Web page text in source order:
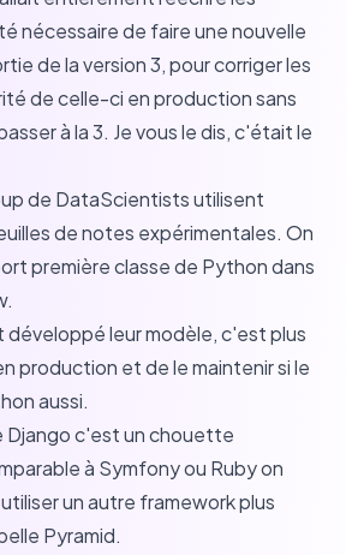
nécessaire de faire une nouvelle
de la version 3, pour corriger les
de celle-ci en production sans
à la 3. Je vous le dis, c'était le
de DataScientists utilisent
de notes expérimentales. On
première classe de Python dans
développé leur modèle, c'est plus
production et de le maintenir si le
aussi.
Django c'est un chouette
à Symfony ou Ruby on
un autre framework plus
Pyramid.